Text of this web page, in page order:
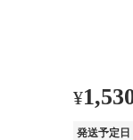
¥
発送予定日